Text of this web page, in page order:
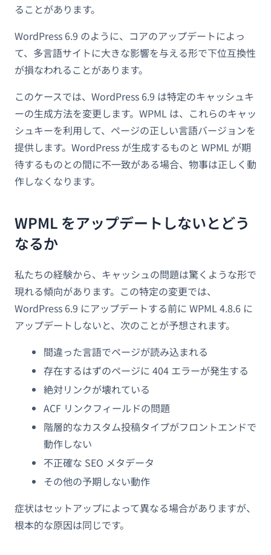
ることがあります。
WordPress 6.9 のように、コアのアップデートによっ
て、多言語サイトに大きな影響を与える形で下位互換性
が損なわれることがあります。
このケースでは、WordPress 6.9 は特定のキャッシュキ
ーの生成方法を変更します。WPML は、これらのキャッ
シュキーを利用して、ページの正しい言語バージョンを
提供します。WordPress が生成するものと WPML が期
待するものとの間に不一致がある場合、物事は正しく動
作しなくなります。
WPML をアップデートしないとどう
なるか
私たちの経験から、キャッシュの問題は驚くような形で
現れる傾向があります。この特定の変更では、
WordPress 6.9 にアップデートする前に WPML 4.8.6 に
アップデートしないと、次のことが予想されます。
間違った言語でページが読み込まれる
存在するはずのページに 404 エラーが発生する
絶対リンクが壊れている
ACF リンクフィールドの問題
階層的なカスタム投稿タイプがフロントエンドで
動作しない
不正確な SEO メタデータ
その他の予期しない動作
症状はセットアップによって異なる場合がありますが、
根本的な原因は同じです。